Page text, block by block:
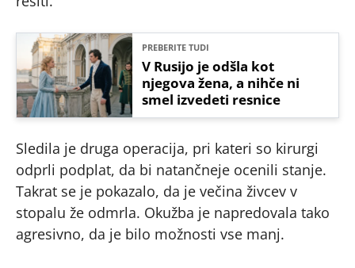
PREBERITE TUDI
V Rusijo je odšla kot
njegova žena, a nihče ni
smel izvedeti resnice
Sledila je druga operacija, pri kateri so kirurgi
odprli podplat, da bi natančneje ocenili stanje.
Takrat se je pokazalo, da je večina živcev v
stopalu že odmrla. Okužba je napredovala tako
agresivno, da je bilo možnosti vse manj.